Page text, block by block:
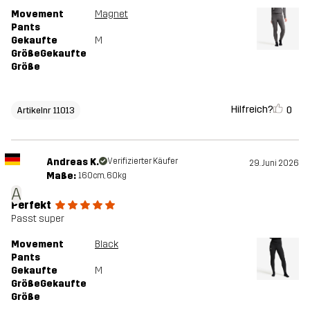
Movement
Pants
Magnet
Gekaufte
GrößeGekaufte
Größe
M
Artikelnr 11013 Hilfreich? 0
A
Andreas K. Verifizierter Käufer 29. Juni 2026
Maße: 160cm, 60kg
Perfekt
Passt super
Movement
Pants
Black
Gekaufte
GrößeGekaufte
Größe
M